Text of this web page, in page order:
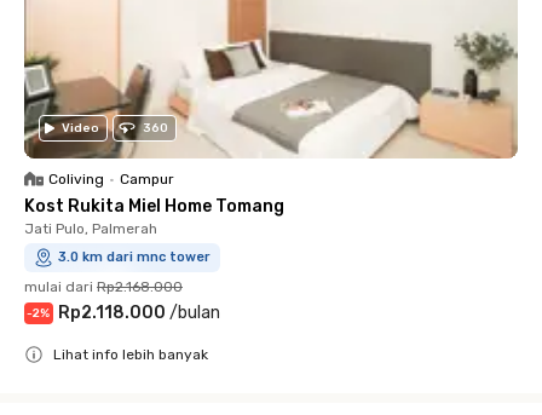
Video 360
Coliving • Campur
Kost Rukita Miel Home Tomang
Jati Pulo, Palmerah
3.0 km dari mnc tower
mulai dari Rp2.168.000
-2% Rp2.118.000 /bulan
Lihat info lebih banyak